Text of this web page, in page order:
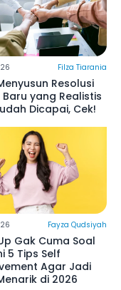
Filza Tiarania
Resolusi
Baru yang Realistis
Dicapai, Cek!
Fayza Qudsiyah
Gak Cuma Soal
5 Tips Self
Agar Jadi
di 2026